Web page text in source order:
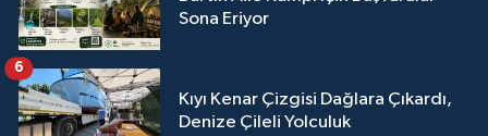
Sona Eriyor
Kıyı Kenar Çizgisi Dağlara Çıkardı,
Denize Çileli Yolculuk
6